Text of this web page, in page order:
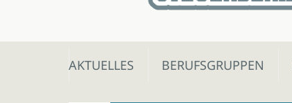
Skip
AKTUELLES BERUFSGRUPPEN